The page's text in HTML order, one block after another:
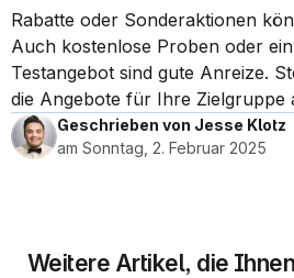
Rabatte oder Sonderaktionen
Auch kostenlose Proben oder
Testangebot sind gute Anreize.
die Angebote für Ihre Zielgruppe
Geschrieben von Jesse Klotz
am Sonntag, 2. Februar 2025
Weitere Artikel, die